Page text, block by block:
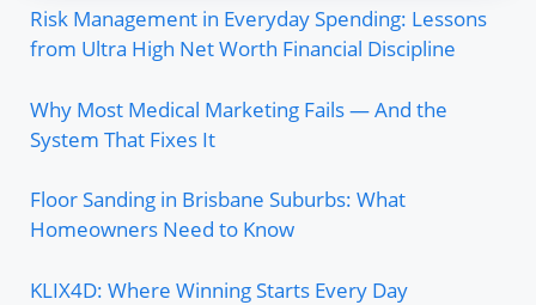
Risk Management in Everyday Spending: Lessons
from Ultra High Net Worth Financial Discipline
Why Most Medical Marketing Fails — And the
System That Fixes It
Floor Sanding in Brisbane Suburbs: What
Homeowners Need to Know
KLIX4D: Where Winning Starts Every Day